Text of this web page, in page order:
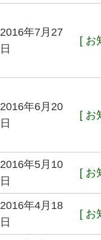
2016年7月27
日
[ お
2016年6月20
日
[ お
2016年5月10
日
[ お
2016年4月18
日
[ お